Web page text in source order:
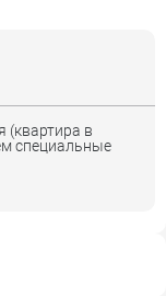
(квартира в
специальные